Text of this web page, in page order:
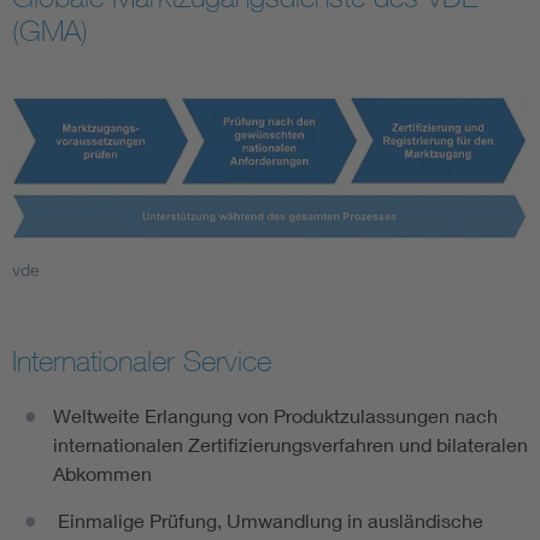
(GMA)
vde
Internationaler Service
Weltweite Erlangung von Produktzulassungen nach
internationalen Zertifizierungsverfahren und bilateralen
Abkommen
Einmalige Prüfung, Umwandlung in ausländische